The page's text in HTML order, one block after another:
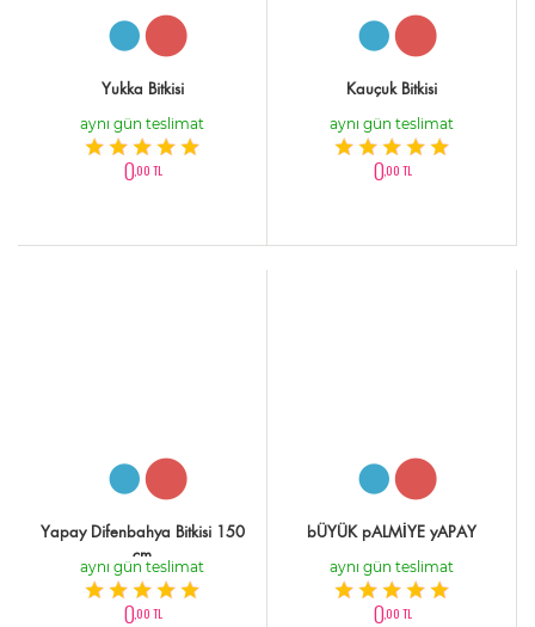
Yukka Bitkisi
aynı gün teslimat
0,00 TL
Kauçuk Bitkisi
aynı gün teslimat
0,00 TL
Yapay Difenbahya Bitkisi 150
cm
aynı gün teslimat
0,00 TL
bÜYÜK pALMİYE yAPAY
aynı gün teslimat
0,00 TL